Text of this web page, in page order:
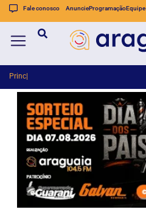
Fale conosco AnuncieProgramaçãoEquipe
Princípio de incênd